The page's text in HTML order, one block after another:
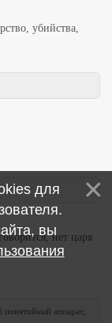
убийства,
нет царя
понятийный аппарат,
для
вы